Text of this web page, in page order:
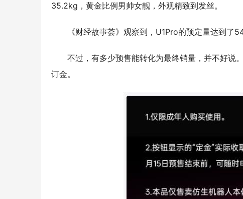
35.2kg，黄金比例男帅女靓，外观精致到发丝。
《财经故事荟》观察到，U1Pro的预定量达到了
不过，有多少预售能转化为最终销量，并不好说
订金。